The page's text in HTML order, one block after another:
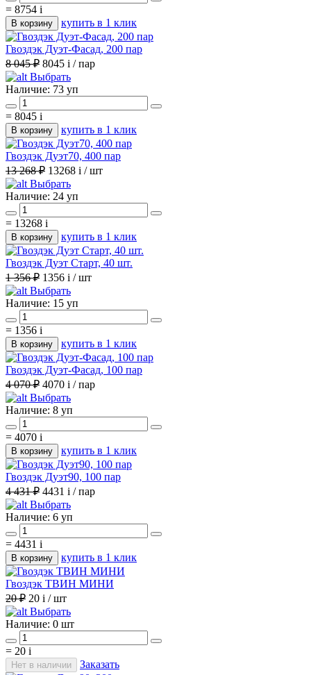
= 8754 i
В корзину купить в 1 клик
Гвоздэк Дуэт-Фасад, 200 пар
8 045 ₽ 8045 i / пар
Выбрать
Наличие: 73 уп
= 8045 i
В корзину купить в 1 клик
Гвоздэк Дуэт70, 400 пар
13 268 ₽ 13268 i / шт
Выбрать
Наличие: 24 уп
= 13268 i
В корзину купить в 1 клик
Гвоздэк Дуэт Старт, 40 шт.
1 356 ₽ 1356 i / шт
Выбрать
Наличие: 15 уп
= 1356 i
В корзину купить в 1 клик
Гвоздэк Дуэт-Фасад, 100 пар
4 070 ₽ 4070 i / пар
Выбрать
Наличие: 8 уп
= 4070 i
В корзину купить в 1 клик
Гвоздэк Дуэт90, 100 пар
4 431 ₽ 4431 i / пар
Выбрать
Наличие: 6 уп
= 4431 i
В корзину купить в 1 клик
Гвоздэк ТВИН МИНИ
20 ₽ 20 i / шт
Выбрать
Наличие: 0 шт
= 20 i
Нет в наличии Заказать